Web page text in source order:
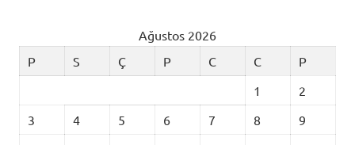
Ağustos 2026
P
S Ç P C C
P
1
2
3
4 5 6 7 8
9